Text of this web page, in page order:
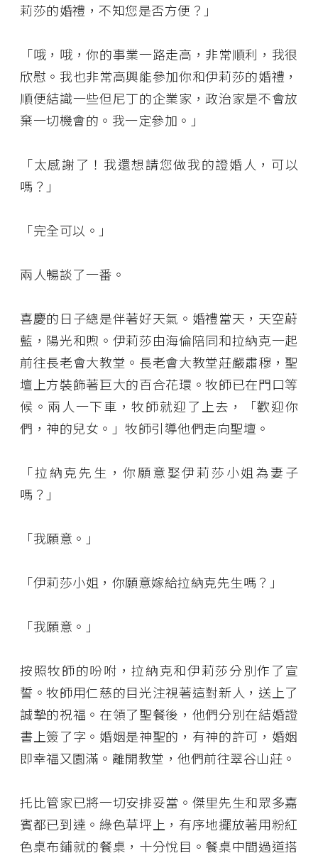
莉莎的婚禮，不知您是否方便？」
「哦，哦，你的事業一路走高，非常順利，我很
欣慰。我也非常高興能參加你和伊莉莎的婚禮，
順便結識一些但尼丁的企業家，政治家是不會放
棄一切機會的。我一定參加。」
「太感謝了！我還想請您做我的證婚人，可以
嗎？」
「完全可以。」
兩人暢談了一番。
喜慶的日子總是伴著好天氣。婚禮當天，天空蔚
藍，陽光和煦。伊莉莎由海倫陪同和拉納克一起
前往長老會大教堂。長老會大教堂莊嚴肅穆，聖
壇上方裝飾著巨大的百合花環。牧師已在門口等
候。兩人一下車，牧師就迎了上去，「歡迎你
們，神的兒女。」牧師引導他們走向聖壇。
「拉納克先生，你願意娶伊莉莎小姐為妻子
嗎？」
「我願意。」
「伊莉莎小姐，你願意嫁給拉納克先生嗎？」
「我願意。」
按照牧師的吩咐，拉納克和伊莉莎分別作了宣
誓。牧師用仁慈的目光注視著這對新人，送上了
誠摯的祝福。在領了聖餐後，他們分別在結婚證
書上簽了字。婚姻是神聖的，有神的許可，婚姻
即幸福又園滿。離開教堂，他們前往翠谷山莊。
托比管家已將一切安排妥當。傑里先生和眾多嘉
賓都已到達。綠色草坪上，有序地擺放著用粉紅
色桌布鋪就的餐桌，十分悅目。餐桌中間過道搭